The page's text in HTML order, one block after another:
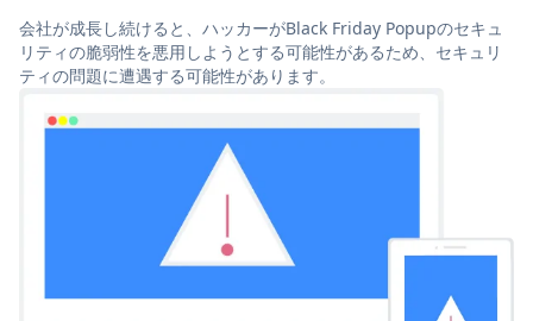
会社が成長し続けると、ハッカーがBlack Friday Popupのセキュ
リティの脆弱性を悪用しようとする可能性があるため、セキュリ
ティの問題に遭遇する可能性があります。